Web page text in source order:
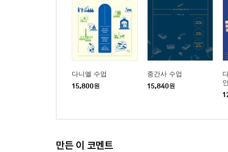
다니엘 수업
15,800원
중간사 수업
15,840원
만든 이 코멘트